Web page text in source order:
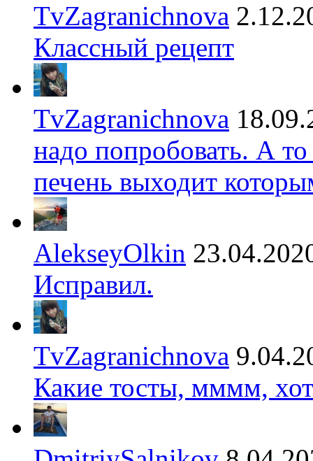
TvZagranichnova
Классный рецепт
TvZagranichnova
надо попробовать. А
печень выходит
AlekseyOlkin
Исправил.
TvZagranichnova
Какие тосты, мммм,